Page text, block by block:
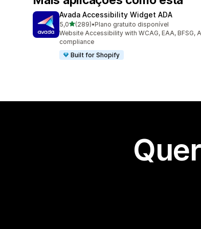
Avada Accessibility Widget ADA
5,0de 5 estrelas
(289)
289 total de avaliações
•Plano gratuito disponível
Website Accessibility with WCAG, EAA, BFSG,
compliance
Built for Shopify